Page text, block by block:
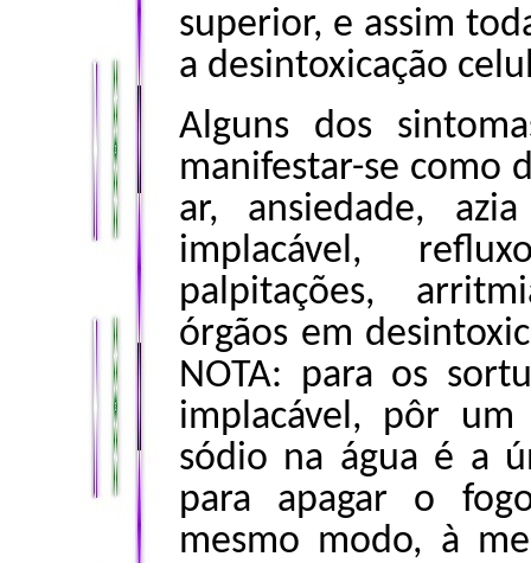
superior, e assim
a desintoxicação
Alguns dos
manifestar-se como
ar, ansiedade,
implacável,
palpitações,
órgãos em
NOTA: para os
implacável, pôr
sódio na água é a
para apagar o
mesmo modo, à